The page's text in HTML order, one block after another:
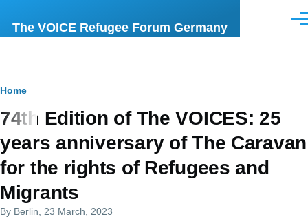
The VOICE Refugee Forum Germany
Breadcrumb
Home
74th Edition of The VOICES: 25
years anniversary of The Caravan
for the rights of Refugees and
Migrants
By Berlin , 23 March, 2023